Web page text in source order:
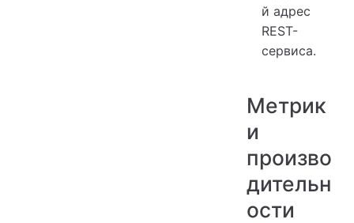
й адрес
REST-
сервиса.
Метрик
и
произво
дительн
ости